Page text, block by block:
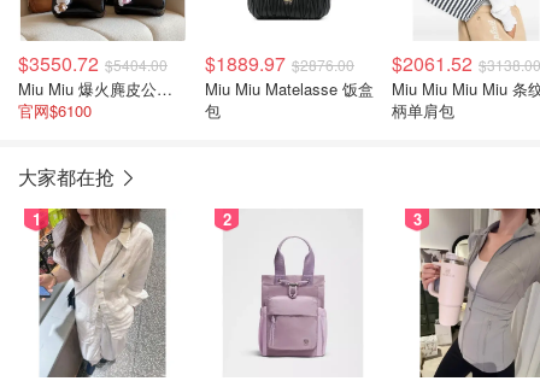
$3550.72 $5404.00
Miu Miu 爆火麂皮公文手提包
官网$6100
$1889.97 $2876.00
Miu Miu Matelasse 饭盒
包
$2061.52 $3138.00
Miu Miu Miu Miu 条
柄单肩包
大家都在抢
1 2 3